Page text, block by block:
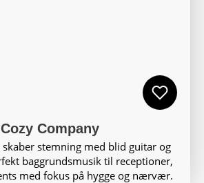
Cozy Company
skaber stemning med blid guitar og
baggrundsmusik til receptioner,
med fokus på hygge og nærvær.